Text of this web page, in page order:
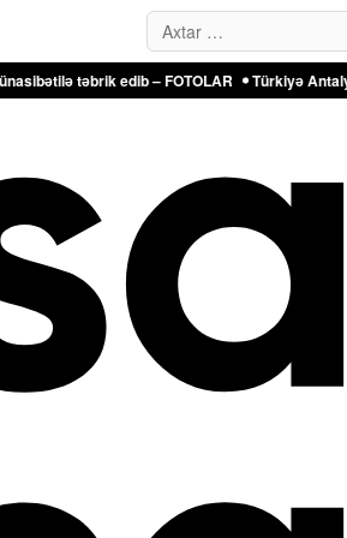
Search…
edib – FOTOLAR Türkiyə Antalyadakı bərpa